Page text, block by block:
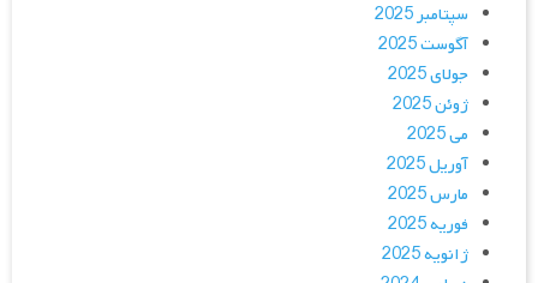
سپتامبر 2025
آگوست 2025
جولای 2025
ژوئن 2025
می 2025
آوریل 2025
مارس 2025
فوریه 2025
ژانویه 2025